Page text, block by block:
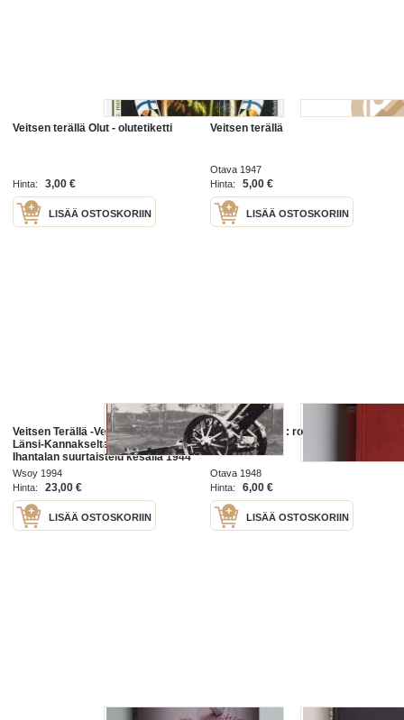
Veitsen terällä Olut - olutetiketti
Hinta: 3,00 €
LISÄÄ OSTOSKORIIN
Veitsen terällä
Otava 1947
Hinta:
5,00 €
LISÄÄ OSTOSKORIIN
Veitsen Terällä -Vetäytyminen
Länsi-Kannakselta ja Talin-
Ihantalan suurtaistelu kesällä 1944
Wsoy 1994
Hinta:
23,00 €
LISÄÄ OSTOSKORIIN
Veitsen terällä : romaani
Otava 1948
Hinta:
6,00 €
LISÄÄ OSTOSKORIIN